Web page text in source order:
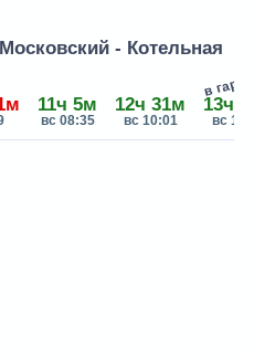
- Котельная
11ч 5м
вс 08:35
12ч 31м
вс 10:01
13ч
вс
в